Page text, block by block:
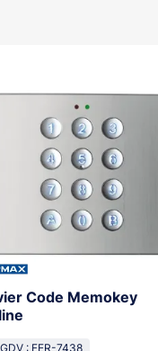
Code Memokey
: FER-7438